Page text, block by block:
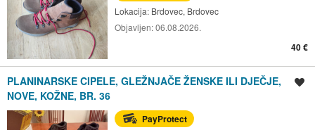
Lokacija: Brdovec, Brdovec
Objavljen:06.08.2026.
40 €
PLANINARSKE CIPELE, GLEŽNJAČE ŽENSKE ILI DJEČJE,
NOVE, KOŽNE, BR. 36
PayProtect